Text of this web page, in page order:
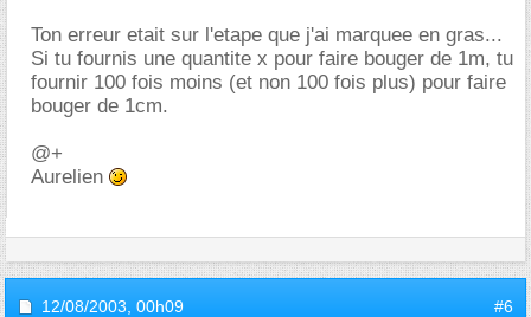
Ton erreur etait sur l'etape que j'ai marquee en gras...
Si tu fournis une quantite x pour faire bouger de 1m, tu
fournir 100 fois moins (et non 100 fois plus) pour faire
bouger de 1cm.
@+
Aurelien
12/08/2003, 00h09 #6